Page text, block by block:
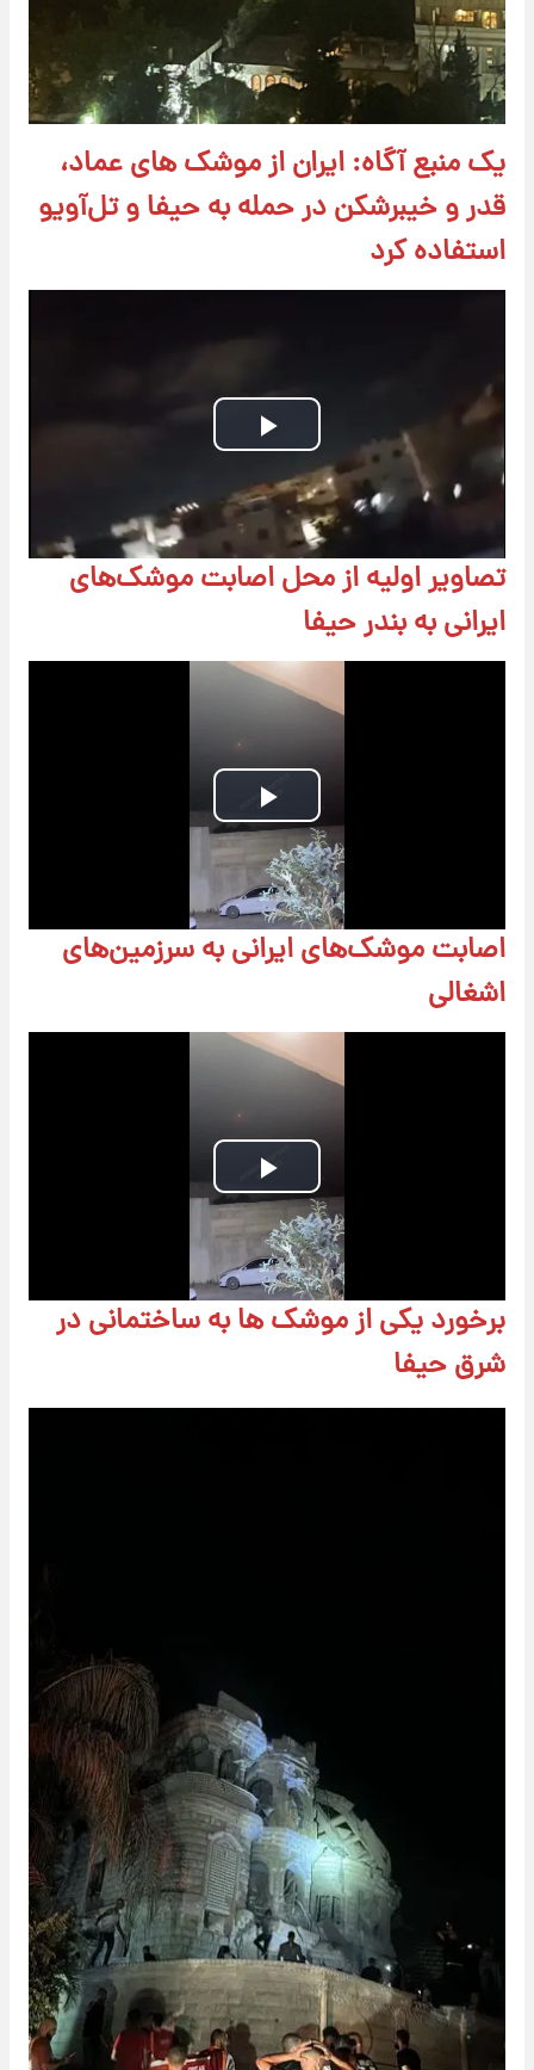
یک منبع آگاه: ایران از موشک های عماد،
قدر و خیبرشکن در حمله به حیفا و تل‌آویو
استفاده کرد
Play
Video
تصاویر اولیه از محل اصابت موشک‌های
ایرانی به بندر حیفا
Play
Video
اصابت موشک‌های ایرانی به سرزمین‌های
اشغالی
Play
Video
برخورد یکی از موشک ها به ساختمانی در
شرق حیفا